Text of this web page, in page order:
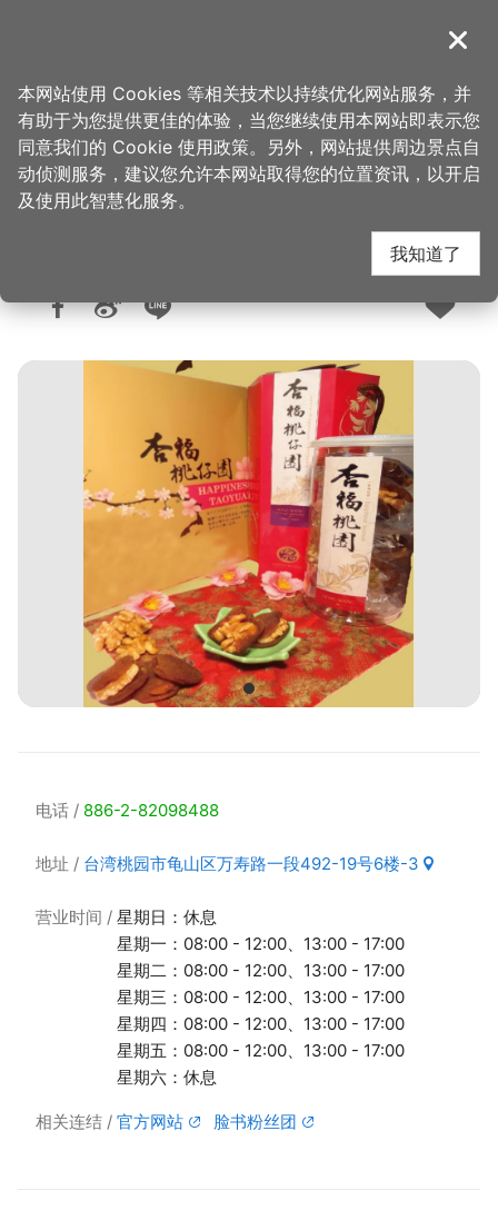
導覽
首页 > 购好物 > 购物快搜
宏旺食品有限公司
人气：1.2万
电话 886-2-82098488
地址 台湾桃园市龟山区万寿路一段492-19号6楼-3
营业时间
星期日：休息
星期一：08:00 - 12:00、13:00 - 17:00
星期二：08:00 - 12:00、13:00 - 17:00
星期三：08:00 - 12:00、13:00 - 17:00
星期四：08:00 - 12:00、13:00 - 17:00
星期五：08:00 - 12:00、13:00 - 17:00
星期六：休息
相关连结 官方网站 脸书粉丝团
关闭
本网站使用 Cookies 等相关技术以持续优化网站服务，并
有助于为您提供更佳的体验，当您继续使用本网站即表示您
同意我们的 Cookie 使用政策。另外，网站提供周边景点自
动侦测服务，建议您允许本网站取得您的位置资讯，以开启
及使用此智慧化服务。
我知道了